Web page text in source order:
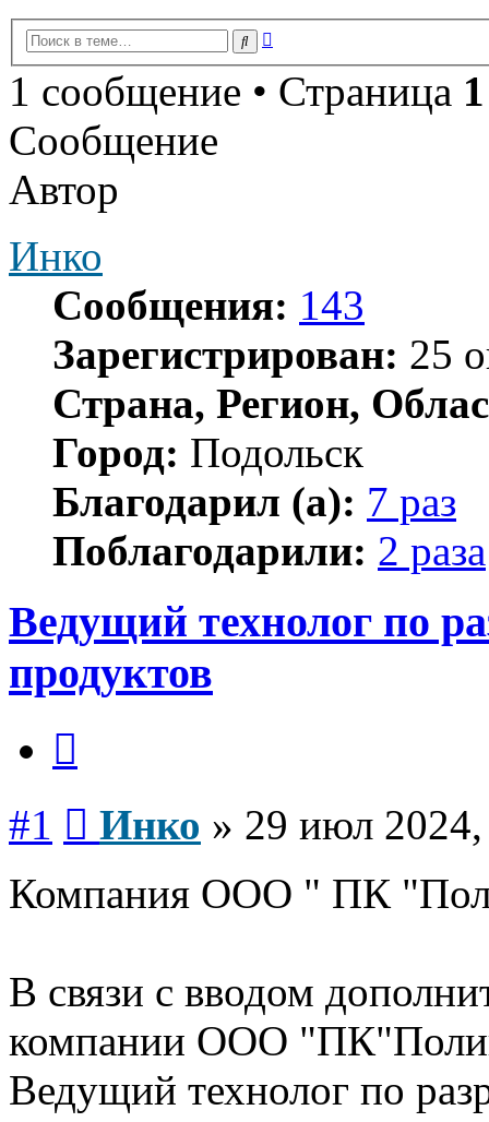
Поиск
1 сообщение • Страница 1
Сообщение
Автор
Инко
Сообщения: 143
Зарегистрирован: 25
Страна, Регион,
Город: Подольск
Благодарил (а): 7 раз
Поблагодарили: 2 раза
Ведущий технолог по
продуктов
#1 Инко » 29 июл
Компания ООО " ПК
В связи с вводом
компании ООО
Ведущий технолог по